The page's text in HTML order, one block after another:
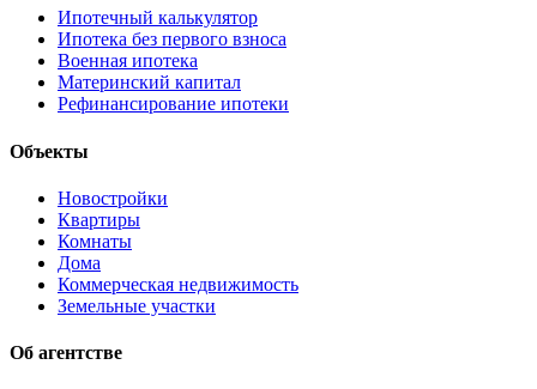
Ипотечный калькулятор
Ипотека без первого взноса
Военная ипотека
Материнский капитал
Рефинансирование ипотеки
Объекты
Новостройки
Квартиры
Комнаты
Дома
Коммерческая недвижимость
Земельные участки
Об агентстве